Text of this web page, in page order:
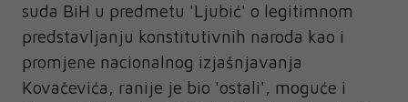
suda BiH u predmetu 'Ljubić' o legitimnom
predstavljanju konstitutivnih naroda kao i
promjene nacionalnog izjašnjavanja
Kovačevića, ranije je bio 'ostali', moguće i